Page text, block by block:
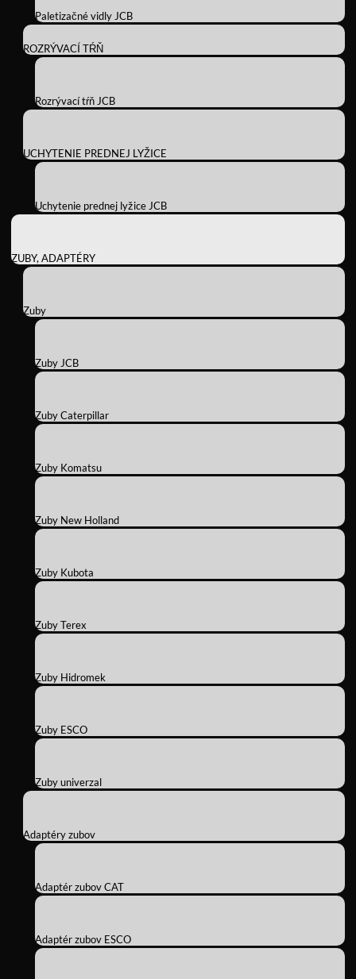
Paletizačné vidly JCB
ROZRÝVACÍ TŔŇ
Rozrývací tŕň JCB
UCHYTENIE PREDNEJ LYŽICE
Uchytenie prednej lyžice JCB
ZUBY, ADAPTÉRY
Zuby
Zuby JCB
Zuby Caterpillar
Zuby Komatsu
Zuby New Holland
Zuby Kubota
Zuby Terex
Zuby Hidromek
Zuby ESCO
Zuby univerzal
Adaptéry zubov
Adaptér zubov CAT
Adaptér zubov ESCO